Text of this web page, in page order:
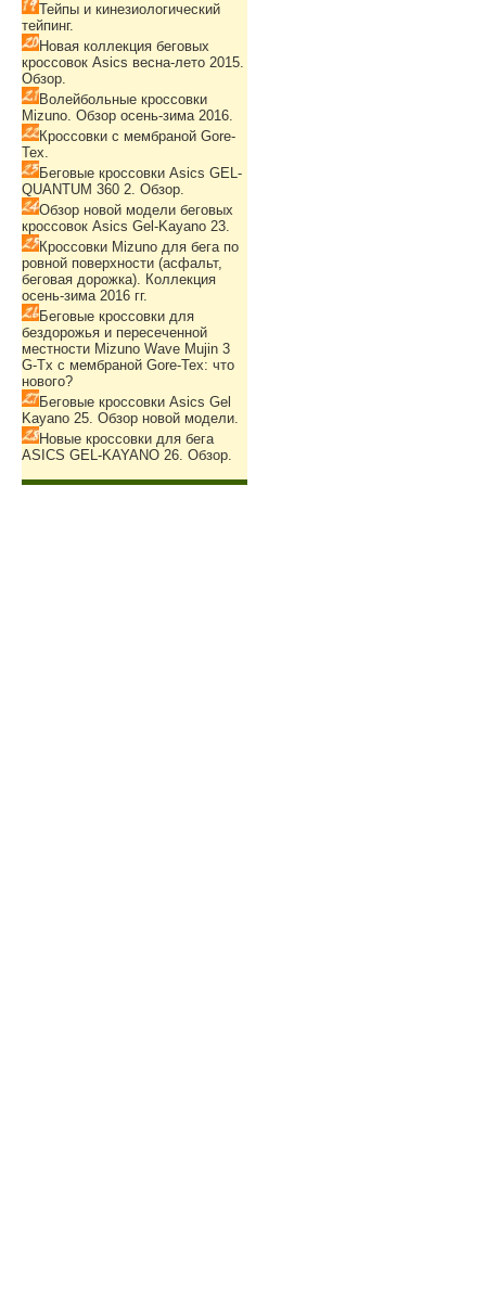
Тейпы и кинезиологический
тейпинг.
Новая коллекция беговых
кроссовок Asics весна-лето 2015.
Обзор.
Волейбольные кроссовки
Mizuno. Обзор осень-зима 2016.
Кроссовки с мембраной Gore-
Tex.
Беговые кроссовки Asics GEL-
QUANTUM 360 2. Обзор.
Обзор новой модели беговых
кроссовок Asics Gel-Kayano 23.
Кроссовки Mizuno для бега по
ровной поверхности (асфальт,
беговая дорожка). Коллекция
осень-зима 2016 гг.
Беговые кроссовки для
бездорожья и пересеченной
местности Mizuno Wave Mujin 3
G-Tx с мембраной Gore-Tex: что
нового?
Беговые кроссовки Asics Gel
Kayano 25. Обзор новой модели.
Новые кроссовки для бега
ASICS GEL-KAYANO 26. Обзор.